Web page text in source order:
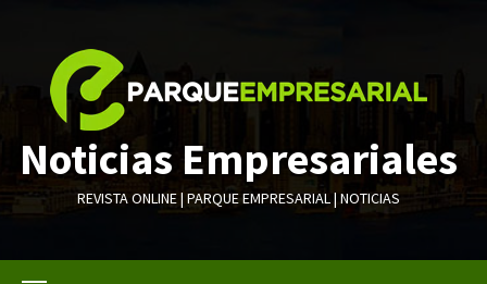
contenido
Noticias Empresariales
REVISTA ONLINE | PARQUE EMPRESARIAL | NOTICIAS